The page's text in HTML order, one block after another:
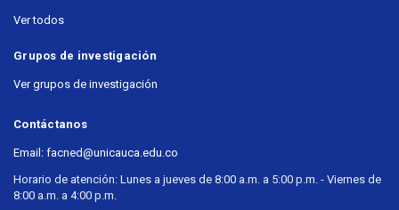
Ver todos
Grupos de investigación
Ver grupos de investigación
Contáctanos
Email: facned@unicauca.edu.co
Horario de atención: Lunes a jueves de 8:00 a.m. a 5:00 p.m. - Viernes de
8:00 a.m. a 4:00 p.m.